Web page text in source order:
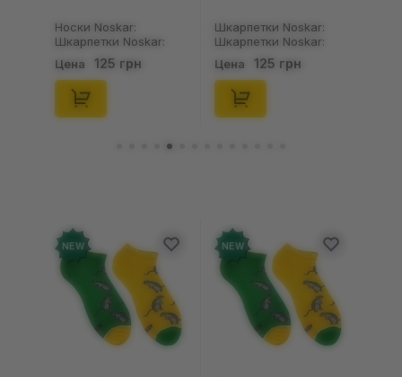
Носки Noskar:
Шкарпетки Noskar:
Пацюки: «Ля Ти
Криса» (короткі) (р.
41-46), (91679)
Цена 125 грн
Шкарпетки Noskar:
Шкарпетки Noskar:
Пацюки: «Ля Ти
Криса» (короткі) (р.
36-40), (91678)
Цена 125 грн
NEW NEW